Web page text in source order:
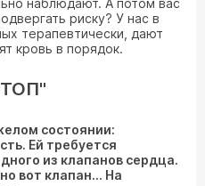
наблюдают. А потом вас
риску? У нас в
терапевтически, дают
кровь в порядок.
состоянии:
Ей требуется
из клапанов сердца.
вот клапан... На